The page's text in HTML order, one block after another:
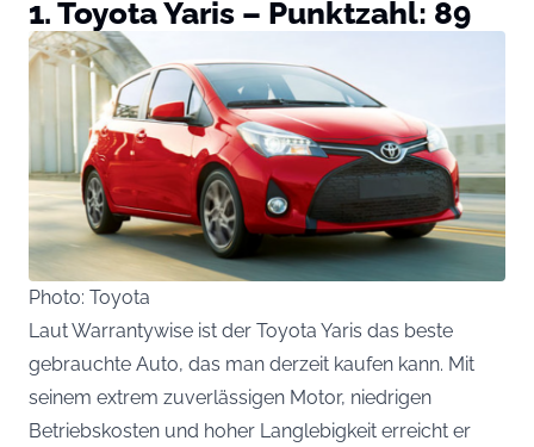
1. Toyota Yaris – Punktzahl: 89
Photo: Toyota
Laut Warrantywise ist der Toyota Yaris das beste
gebrauchte Auto, das man derzeit kaufen kann. Mit
seinem extrem zuverlässigen Motor, niedrigen
Betriebskosten und hoher Langlebigkeit erreicht er